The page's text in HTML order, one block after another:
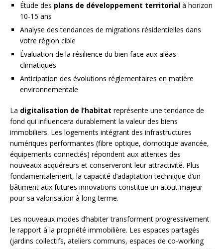
Étude des plans de développement territorial à horizon
10-15 ans
Analyse des tendances de migrations résidentielles dans
votre région cible
Évaluation de la résilience du bien face aux aléas
climatiques
Anticipation des évolutions réglementaires en matière
environnementale
La digitalisation de l’habitat représente une tendance de
fond qui influencera durablement la valeur des biens
immobiliers. Les logements intégrant des infrastructures
numériques performantes (fibre optique, domotique avancée,
équipements connectés) répondent aux attentes des
nouveaux acquéreurs et conserveront leur attractivité. Plus
fondamentalement, la capacité d’adaptation technique d’un
bâtiment aux futures innovations constitue un atout majeur
pour sa valorisation à long terme.
Les nouveaux modes d’habiter transforment progressivement
le rapport à la propriété immobilière. Les espaces partagés
(jardins collectifs, ateliers communs, espaces de co-working